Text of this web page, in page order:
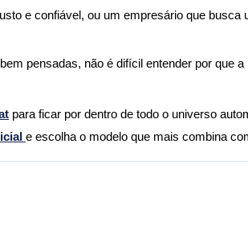
e confiável, ou um empresário que
pensadas, não é difícil entender por que
para ficar por dentro de todo o universo
e escolha o modelo que mais combina